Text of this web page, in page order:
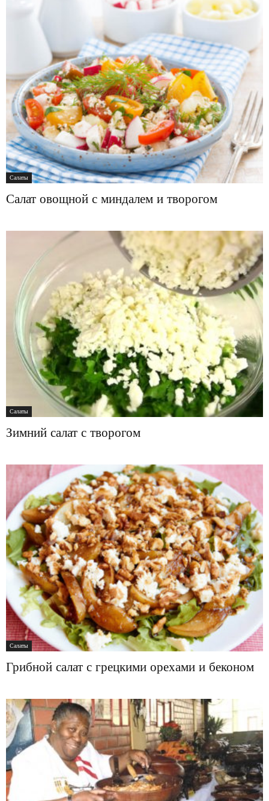
Салаты
Салат овощной с миндалем и творогом
Салаты
Зимний салат с творогом
Салаты
Грибной салат с грецкими орехами и беконом